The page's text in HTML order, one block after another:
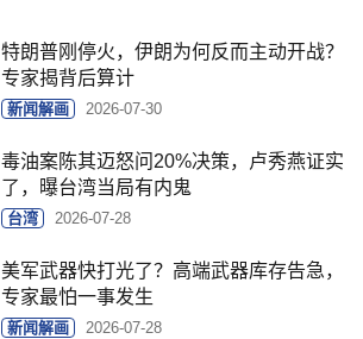
特朗普刚停火，伊朗为何反而主动开战？
专家揭背后算计
新闻解画 2026-07-30
毒油案陈其迈怒问20%决策，卢秀燕证实
了，曝台湾当局有内鬼
台湾 2026-07-28
美军武器快打光了？高端武器库存告急，
专家最怕一事发生
新闻解画 2026-07-28